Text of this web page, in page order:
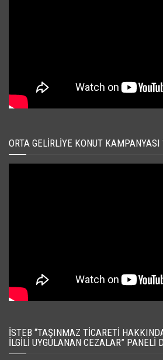
ORTA GELIRLIYE KONUT KAMPANYASI
İSTEB “TAŞINMAZ TICARETI
İLGILI UYGULANAN CEZALAR” PANELI